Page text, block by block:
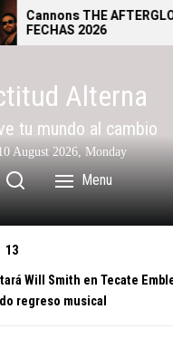
AFTERGLOW TOUR –
Alterna
tu mundo al cambio
August 2026, Monday
Menu
13
Will Smith en Tecate
regreso musical